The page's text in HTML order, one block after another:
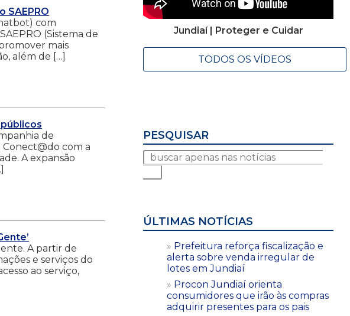
SAEPRO
com
(Sistema de
mais
além de […]
de
com a
A expansão
A partir de
e serviços do
ao serviço,
Jundiaí | Proteger e Cuidar
TODOS OS VÍDEOS
PESQUISAR
ÚLTIMAS NOTÍCIAS
Prefeitura reforça fiscalização e
alerta sobre venda irregular de
lotes em Jundiaí
Procon Jundiaí orienta
consumidores que irão às compras
adquirir presentes para os pais